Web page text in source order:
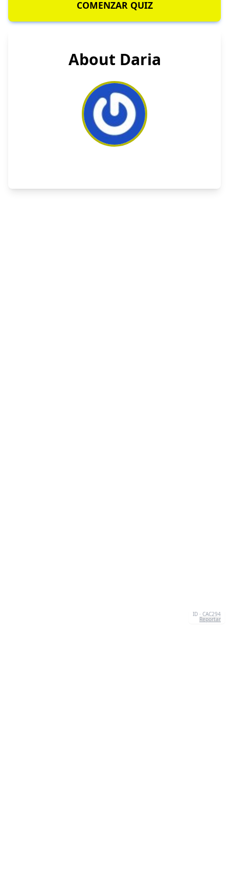
COMENZAR QUIZ
About Daria
ID · CAC294
Reportar